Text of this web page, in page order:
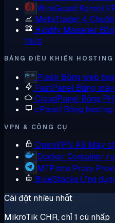
WireGuard Kernel
MetaTrader 4
Hiddify Manager
thức
BẢNG ĐIỀU KHIỂN HOSTING
Plesk Bảng web
FastPanel Bảng
CloudPanel Bảng
cPanel Bảng hosting
VPN & CÔNG CỤ
OpenVPN AS Máy
Docker Container
MTProto Proxy
BlueStacks Ứng
Cài đặt nhiều nhất
MikroTik CHR, chỉ 1 cú nhấp